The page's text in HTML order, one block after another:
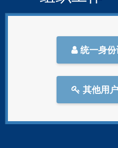
统一身份
其他用